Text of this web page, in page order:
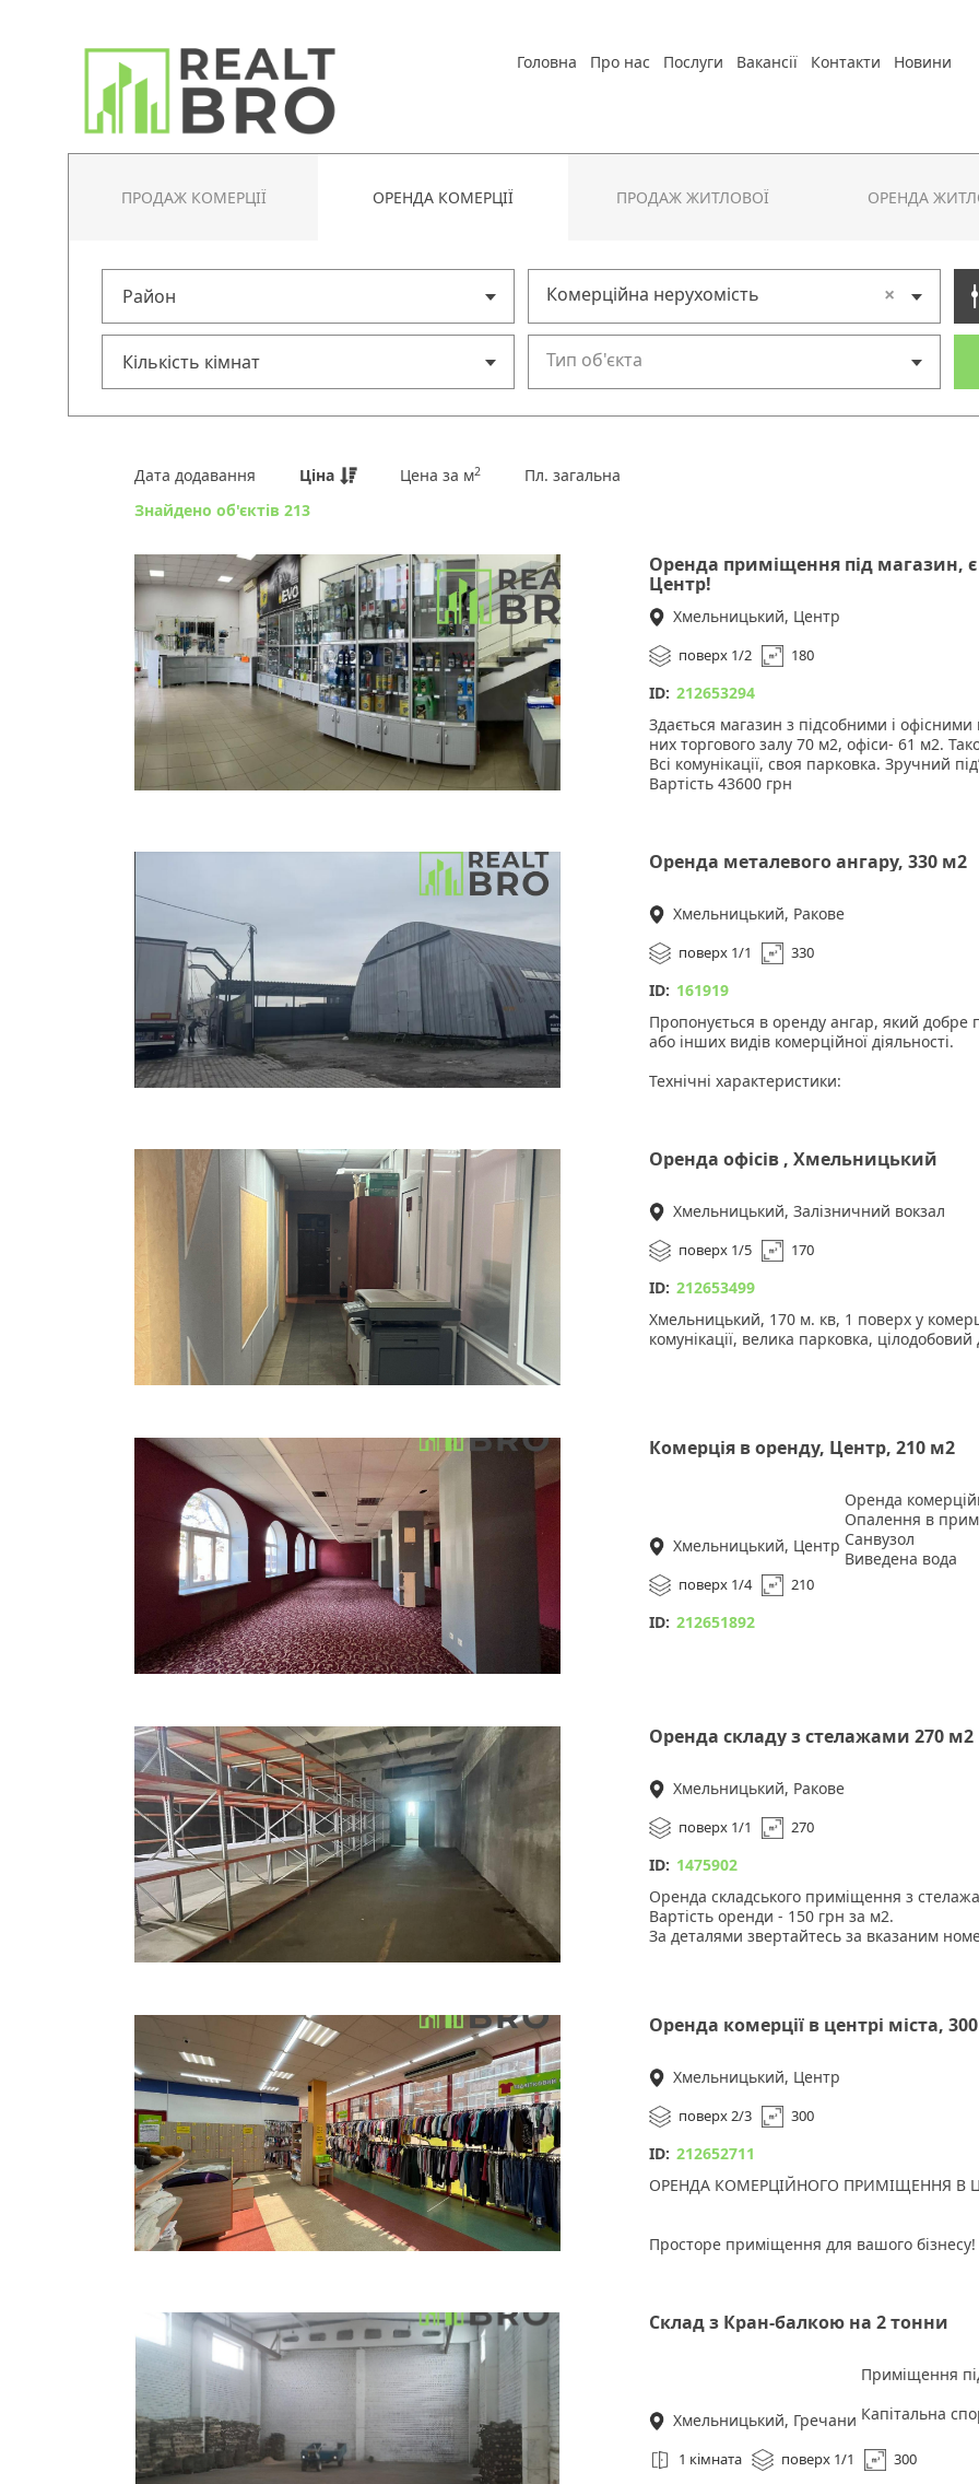
Головна Про нас Послуги Вакансії Контакти Новини
ПРОДАЖ КОМЕРЦІЇ ОРЕНДА КОМЕРЦІЇ ПРОДАЖ ЖИТЛОВОЇ ОРЕНДА
×
Комерційна нерухомість
Тип об'єкта
Дата додавання Ціна Цена за м2
Пл. загальна
Знайдено об'єктів 213
Оренда приміщення під магазин, є
Центр!
Хмельницький, Центр
поверх 1/2 180
ID: 212653294
Здається магазин з підсобними і
них торгового залу 70 м2, офіси- 61 м2.
Всі комунікації, своя парковка. Зручний
Вартість 43600 грн
Оренда металевого ангару, 330 м2
Хмельницький, Ракове
поверх 1/1 330
ID: 161919
Пропонується в оренду ангар, який добре
або інших видів комерційної діяльності.
Технічні характеристики:
• Додаткові можливості: невелика
Переваги:
1. Міцна та надійна металева конструкція
2. Легкий доступ для вантажного
Вартість: 130 грн/міс
За деталями та переглядом пишіть або
Оренда офісів , Хмельницький
Хмельницький, Залізничний вокзал
поверх 1/5 170
ID: 212653499
Хмельницький, 170 м. кв, 1 поверх у
комунікації, велика парковка,
Комерція в оренду, Центр, 210 м2
Хмельницький, Центр
поверх 1/4 210
ID: 212651892
Оренда
Опалення в
Санвузол
Виведена вода
Оренда складу з стелажами 270 м2
Хмельницький, Ракове
поверх 1/1 270
ID: 1475902
Оренда складського приміщення з
Вартість оренди - 150 грн за м2.
За деталями звертайтесь за вказаним
Оренда комерції в центрі міста,
Хмельницький, Центр
поверх 2/3 300
ID: 212652711
ОРЕНДА КОМЕРЦІЙНОГО ПРИМІЩЕННЯ В
Просторе приміщення для вашого бізнесу!
Поверх: 2 з 3
Газовий котел.
Склад з Кран-балкою на 2 тонни
Хмельницький, Гречани
1 кімната поверх 1/1 300
Приміщення
Капітальна
Висота 6,5 м,
Ворота: